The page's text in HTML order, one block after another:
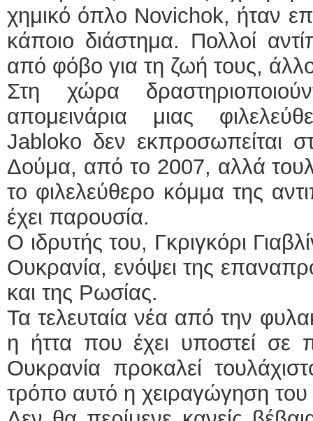
χημικό όπλο Novichok, ήταν
κάποιο διάστημα. Πολλοί
από φόβο για τη ζωή τους,
Στη χώρα
απομεινάρια μιας
Jabloko δεν εκπροσωπείται
Δούμα, από το 2007, αλλά
το φιλελεύθερο κόμμα της
έχει παρουσία.
Ο ιδρυτής του, Γκριγκόρι
Ουκρανία, ενόψει της
και της Ρωσίας.
Τα τελευταία νέα από την
η ήττα που έχει υποστεί σε
Ουκρανία προκαλεί
τρόπο αυτό η χειραγώγηση του